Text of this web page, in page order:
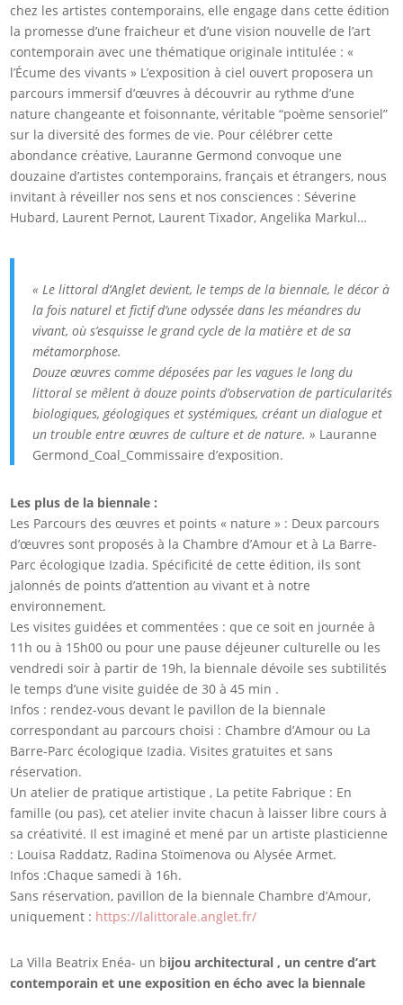
chez les artistes contemporains, elle engage dans cette édition
la promesse d’une fraicheur et d’une vision nouvelle de l’art
contemporain avec une thématique originale intitulée : «
l’Écume des vivants » L’exposition à ciel ouvert proposera un
parcours immersif d’œuvres à découvrir au rythme d’une
nature changeante et foisonnante, véritable “poème sensoriel”
sur la diversité des formes de vie. Pour célébrer cette
abondance créative, Lauranne Germond convoque une
douzaine d’artistes contemporains, français et étrangers, nous
invitant à réveiller nos sens et nos consciences : Séverine
Hubard, Laurent Pernot, Laurent Tixador, Angelika Markul…
« Le littoral d’Anglet devient, le temps de la biennale, le décor à
la fois naturel et fictif d’une odyssée dans les méandres du
vivant, où s’esquisse le grand cycle de la matière et de sa
métamorphose.
Douze œuvres comme déposées par les vagues le long du
littoral se mêlent à douze points d’observation de particularités
biologiques, géologiques et systémiques, créant un dialogue et
un trouble entre œuvres de culture et de nature. » Lauranne
Germond_Coal_Commissaire d’exposition.
Les plus de la biennale :
Les Parcours des œuvres et points « nature » : Deux parcours
d’œuvres sont proposés à la Chambre d’Amour et à La Barre-
Parc écologique Izadia. Spécificité de cette édition, ils sont
jalonnés de points d’attention au vivant et à notre
environnement.
Les visites guidées et commentées : que ce soit en journée à
11h ou à 15h00 ou pour une pause déjeuner culturelle ou les
vendredi soir à partir de 19h, la biennale dévoile ses subtilités
le temps d’une visite guidée de 30 à 45 min .
Infos : rendez-vous devant le pavillon de la biennale
correspondant au parcours choisi : Chambre d’Amour ou La
Barre-Parc écologique Izadia. Visites gratuites et sans
réservation.
Un atelier de pratique artistique , La petite Fabrique : En
famille (ou pas), cet atelier invite chacun à laisser libre cours à
sa créativité. Il est imaginé et mené par un artiste plasticienne
: Louisa Raddatz, Radina Stoïmenova ou Alysée Armet.
Infos :Chaque samedi à 16h.
Sans réservation, pavillon de la biennale Chambre d’Amour,
uniquement : https://lalittorale.anglet.fr/
La Villa Beatrix Enéa- un bijou architectural , un centre d’art
contemporain et une exposition en écho avec la biennale